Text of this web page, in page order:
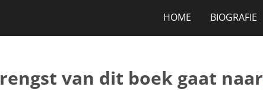
HOME BIOGRAFIE
van dit boek gaat naar